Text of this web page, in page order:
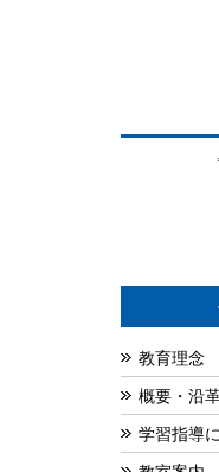
教育理念
概要・沿
学習指導